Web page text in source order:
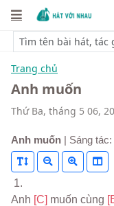
Trang chủ
Anh muốn
Thứ Ba, tháng 5 06,
Anh muốn | Sáng
1.
Anh [C] muốn cùng